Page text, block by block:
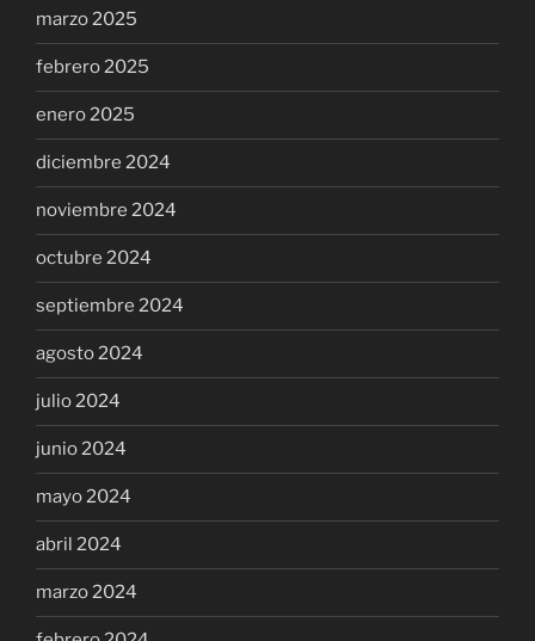
marzo 2025
febrero 2025
enero 2025
diciembre 2024
noviembre 2024
octubre 2024
septiembre 2024
agosto 2024
julio 2024
junio 2024
mayo 2024
abril 2024
marzo 2024